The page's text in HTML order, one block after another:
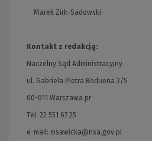
Marek Zirk-Sadowski
Kontakt z redakcją:
Naczelny Sąd Administracyjny
ul. Gabriela Piotra Boduena 3/5
00-011 Warszawa pr
Tel. 22 551 67 25
e-mail: msawicka@nsa.gov.pl